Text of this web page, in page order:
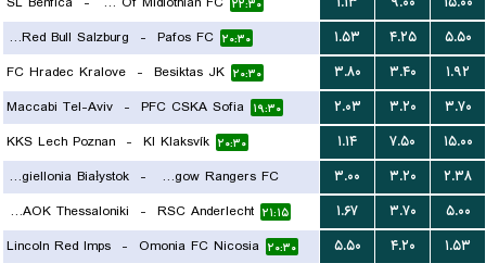
۲۲:۳۰
FC Red Bull Salzburg
- Pafos FC ۲۰:۳۰ ۱.۵۳ ۴.۲۵
۵.۵۰
FC Hradec Kralove - Besiktas JK ۲۰:۳۰ ۳.۸۰ ۳.۴۰
۱.۹۲
Maccabi Tel-Aviv - PFC CSKA Sofia ۱۹:۳۰ ۲.۰۳ ۳.۲۰
۳.۷۰
KKS Lech Poznan - KI Klaksvík ۲۰:۳۰ ۱.۱۴ ۷.۵۰
۱۵.۰۰
Jagiellonia Białystok
- Glasgow Rangers FC
۱۹:۳۰
۳.۰۰ ۳.۲۰
۲.۳۸
FC PAOK Thessaloniki
- RSC Anderlecht ۲۱:۱۵ ۱.۶۷ ۳.۷۰
۵.۰۰
Lincoln Red Imps - Omonia FC Nicosia ۲۰:۳۰ ۵.۵۰ ۴.۲۰
۱.۵۳